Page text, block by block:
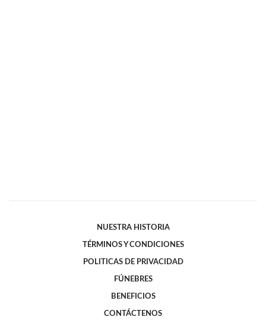
NUESTRA HISTORIA
TÉRMINOS Y CONDICIONES
POLITICAS DE PRIVACIDAD
FÚNEBRES
BENEFICIOS
CONTÁCTENOS